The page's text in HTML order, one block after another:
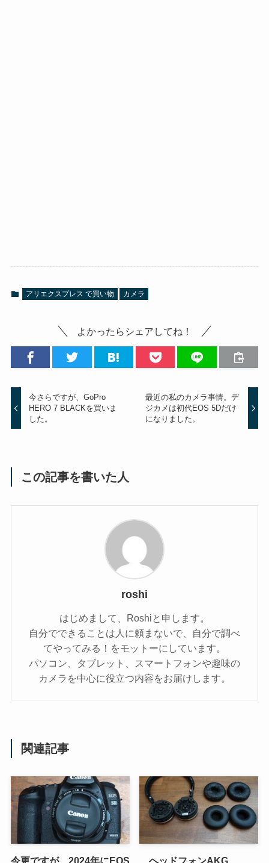
アリエクスプレス で買い物 カメラ
よかったらシェアしてね！
今さらですが、GoPro
HERO 7 BLACKを買いま
した。
最近の私のカメラ事情。デ
ジカメは初代EOS 5Dだけ
になりました。
この記事を書いた人
roshi
はじめまして、Roshiと申します。
自分でできることは人に頼まないで、自分で調べ
てやってみる！をモットーにしています。
パソコン、タブレット、スマートフォンや趣味の
カメラを中心に役立つ内容をお届けします。
関連記事
今更ですが、2024年にEOS
ヘッドフォンAKG